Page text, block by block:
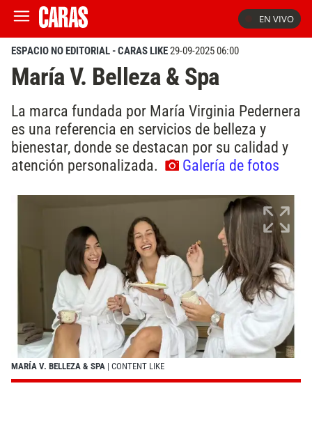
EN VIVO
ESPACIO NO EDITORIAL - CARAS LIKE29-09-2025 06:00
María V. Belleza & Spa
La marca fundada por María Virginia Pedernera
es una referencia en servicios de belleza y
bienestar, donde se destacan por su calidad y
atención personalizada.
Galería de fotos
MARÍA V. BELLEZA & SPA | CONTENT LIKE